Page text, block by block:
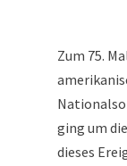
Zum 75.
ging um
dieses